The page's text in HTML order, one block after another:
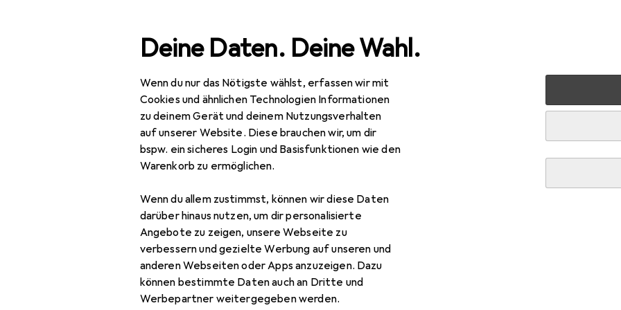
Deine Daten. Deine Wahl.
Wenn du nur das Nötigste wählst, erfassen wir mit
Cookies und ähnlichen Technologien Informationen
zu deinem Gerät und deinem Nutzungsverhalten
auf unserer Website. Diese brauchen wir, um dir
bspw. ein sicheres Login und Basisfunktionen wie den
Warenkorb zu ermöglichen.
Wenn du allem zustimmst, können wir diese Daten
darüber hinaus nutzen, um dir personalisierte
Angebote zu zeigen, unsere Webseite zu
verbessern und gezielte Werbung auf unseren und
anderen Webseiten oder Apps anzuzeigen. Dazu
können bestimmte Daten auch an Dritte und
Werbepartner weitergegeben werden.
Navigation nach Kategorien Gesamtsortiment Beauty + Gesundheit